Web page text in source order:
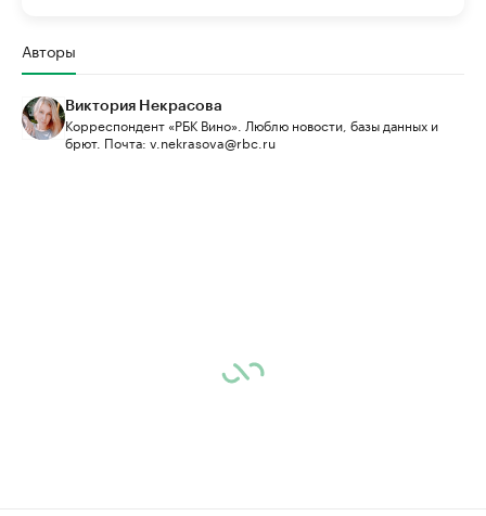
Авторы
Виктория Некрасова
Корреспондент «РБК Вино». Люблю новости, базы данных и
брют. Почта: v.nekrasova@rbc.ru